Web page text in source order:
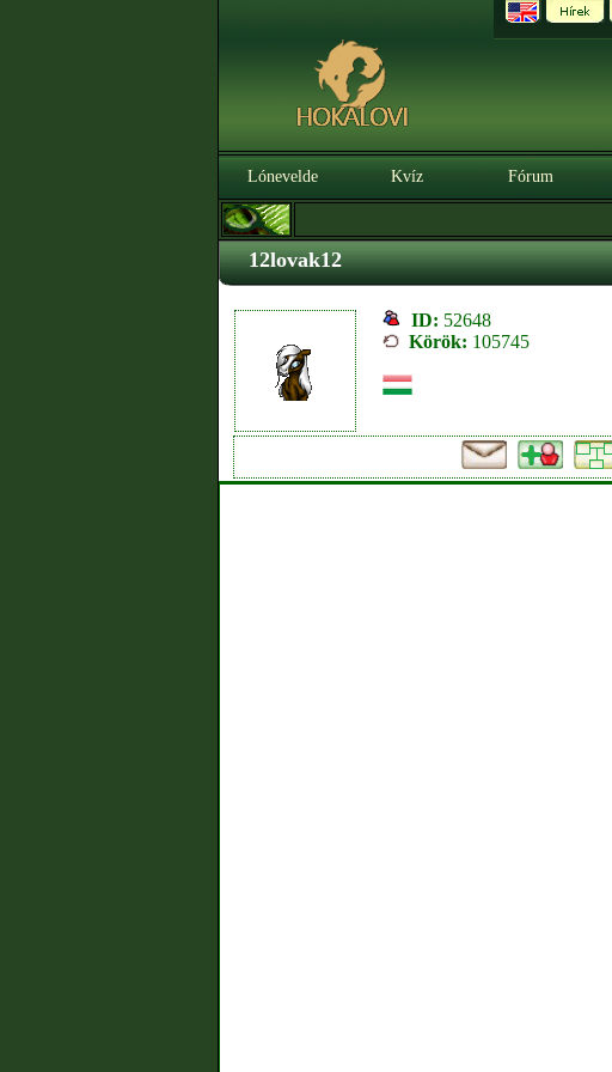
Lónevelde Kvíz Fórum
12lovak12
ID: 52648
Körök: 105745